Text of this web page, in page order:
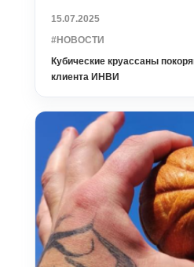
15.07.2025
#НОВОСТИ
Кубические круассаны
клиента ИНВИ